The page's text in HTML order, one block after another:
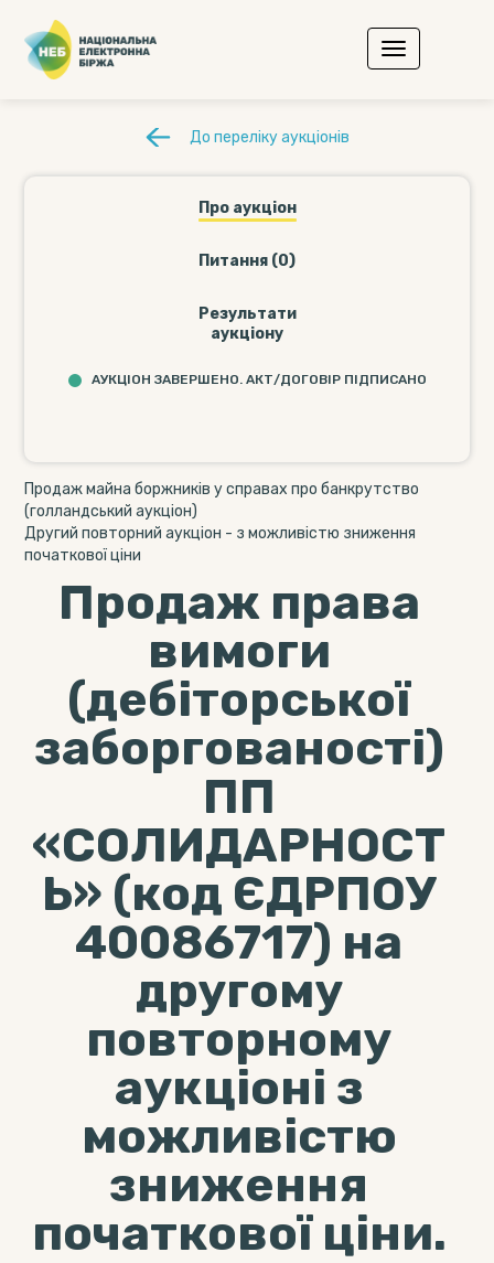
До переліку аукціонів
Про аукціон
Питання (0)
Результати
аукціону
АУКЦІОН ЗАВЕРШЕНО. АКТ/ДОГОВІР ПІДПИСАНО
Продаж майна боржників у справах про банкрутство
(голландський аукціон)
Другий повторний аукціон - з можливістю зниження
початкової ціни
Продаж права
вимоги
(дебіторської
заборгованості)
ПП
«СОЛИДАРНОСТ
Ь» (код ЄДРПОУ
40086717) на
другому
повторному
аукціоні з
можливістю
зниження
початкової ціни.